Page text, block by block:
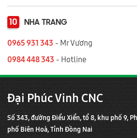
10 NHA TRANG
0965 931 343 - Mr Vương
0984 448 343 - Hotline
Đại Phúc Vinh CNC
Số 343, đường Điểu Xiển, tổ 8, khu phố 9,
phố Biên Hoà, Tỉnh Đồng Nai